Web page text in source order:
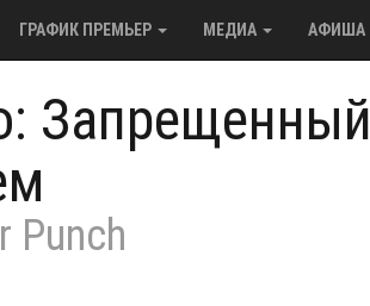
ГРАФИК ПРЕМЬЕР МЕДИА АФИША
Запрещенный
Punch